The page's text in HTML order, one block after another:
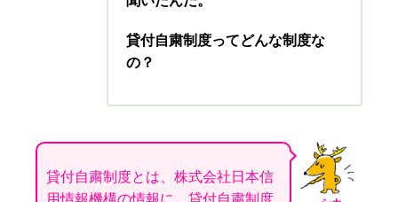
貸付自粛制度ってどんな制度な
の？
貸付自粛制度とは、 株式会社日本信
用情報機構の情報に、貸付自粛制度